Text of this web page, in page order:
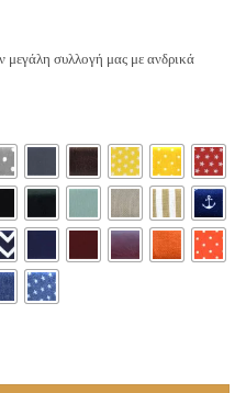
μεγάλη συλλογή μας με ανδρικά